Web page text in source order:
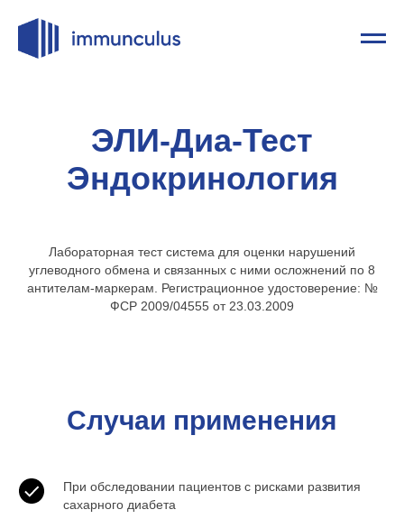
ЭЛИ-Диа-Тест
Эндокринология
Лабораторная тест система для оценки нарушений
углеводного обмена и связанных с ними осложнений по 8
антителам-маркерам. Регистрационное удостоверение: №
ФСР 2009/04555 от 23.03.2009
Случаи применения
При обследовании пациентов с рисками развития
сахарного диабета